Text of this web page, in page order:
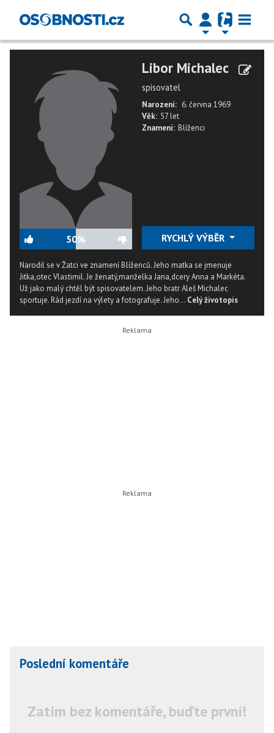
50%
Libor Michalec
spisovatel
Narození: 6. června 1969
Věk: 57 let
Znamení: Blíženci
RYCHLÝ VÝBĚR
Narodil se v Žatci ve znamení Blíženců. Jeho matka se jmenuje
Jitka,otec Vlastimil. Je ženatý,manželka Jana,dcery Anna a Markéta.
Už jako malý chtěl být spisovatelem. Jeho bratr Aleš Michalec
sportuje. Rád jezdí na výlety a fotografuje. Jeho... Celý životopis
Poslední komentáře
Zatím bez komentáře, buďte první!